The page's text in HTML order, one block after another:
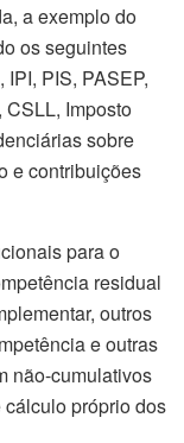
a exemplo do
os seguintes
PIS, PASEP,
CSLL, Imposto
sobre
e contribuições
para o
residual
outros
e outras
não-cumulativos
próprio dos